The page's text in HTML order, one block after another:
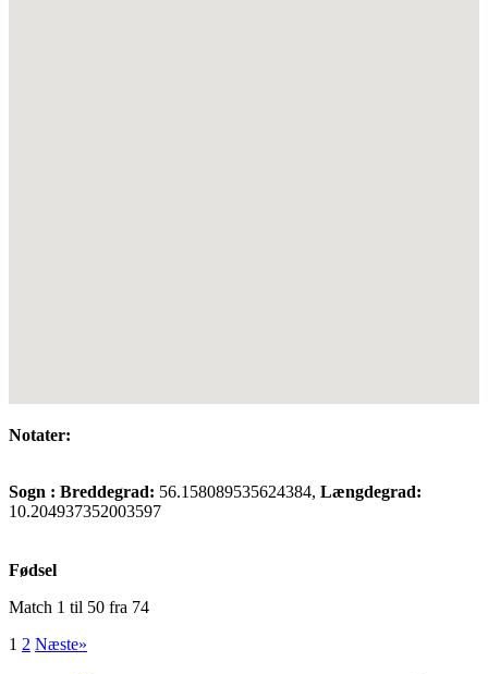
Notater:
Sogn : Breddegrad: 56.158089535624384, Længdegrad:
10.204937352003597
Fødsel
Match 1 til 50 fra 74
1 2 Næste»